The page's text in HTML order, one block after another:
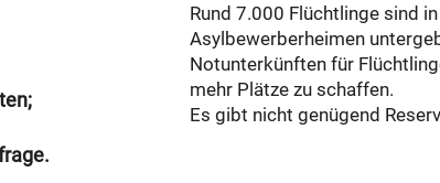
Rund 7.000 Flüchtlinge sind
Asylbewerberheimen
Notunterkünften für
mehr Plätze zu schaffen.
Es gibt nicht genügend